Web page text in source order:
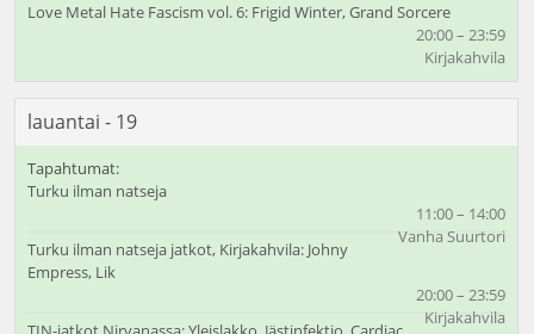
Love Metal Hate Fascism vol. 6: Frigid Winter, Grand Sorcere
20:00 – 23:59
Kirjakahvila
lauantai - 19
Turku ilman natseja
11:00 – 14:00
Vanha Suurtori
Turku ilman natseja jatkot, Kirjakahvila: Johny
Empress, Lik
20:00 – 23:59
Kirjakahvila